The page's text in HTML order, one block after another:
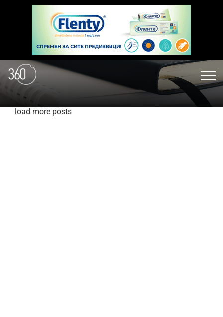
load more posts